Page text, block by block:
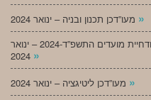
»
מעו”דכן רגולציה – צו הארכת תקופות ודחיית מועדים התשפ”ד-2024 – ינואר
»
»